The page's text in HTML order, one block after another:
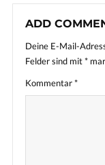
ADD
Deine E-Mail-
Felder sind mit*
Kommentar*